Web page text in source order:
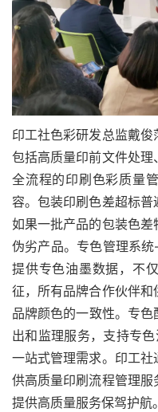
印工社色彩研发总监戴俊
包括高质量印前文件处理
全流程的印刷色彩质量
容。包装印刷色差超标普
如果一批产品的包装色
伪劣产品。专色管理系
提供专色油墨数据，不
征，所有品牌合作伙伴
品牌颜色的一致性。专
出和监理服务，支持专
一站式管理需求。印工
供高质量印刷流程管理
提供高质量服务保驾护航。